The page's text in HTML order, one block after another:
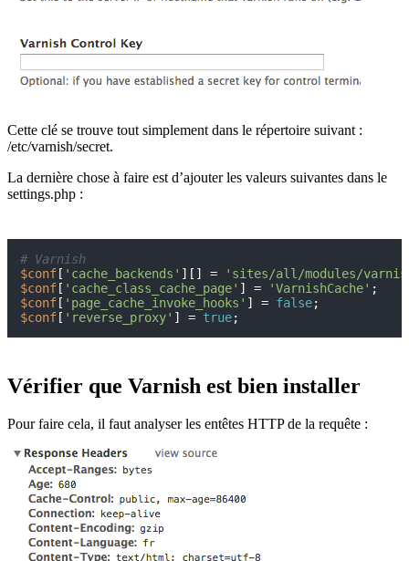
Cette clé se trouve tout simplement dans le répertoire suivant :
/etc/varnish/secret.
La dernière chose à faire est d’ajouter les valeurs suivantes dans le
settings.php :
# Varnish
$conf[ 'cache_backends' ][] =
'sites/all/modules/
$conf[ 'cache_class_cache_page' ] = 'VarnishCache'
$conf[ 'page_cache_invoke_hooks' ] = false
$conf[ 'reverse_proxy' ] = true;
Vérifier que Varnish est bien installer
Pour faire cela, il faut analyser les entêtes HTTP de la requête :